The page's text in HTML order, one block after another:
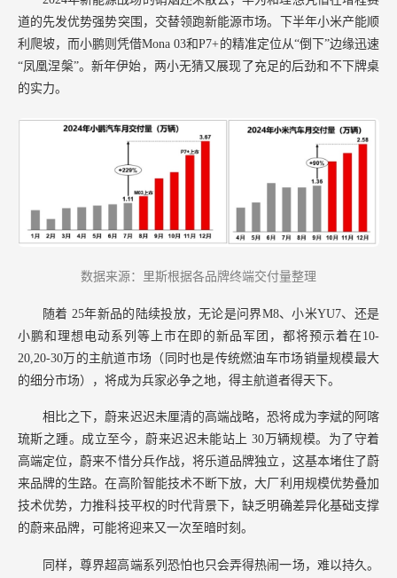
道的先发优势强势突围，交替领跑新能源市场。下半年小米产能顺
利爬坡，而小鹏则凭借Mona 03和P7+的精准定位从“倒下”边缘迅速
“凤凰涅槃”。新年伊始，两小无猜又展现了充足的后劲和不下牌桌
的实力。
数据来源：里斯根据各品牌终端交付量整理
随着 25年新品的陆续投放，无论是问界M8、小米YU7、还是
小鹏和理想电动系列等上市在即的新品军团，都将预示着在10-
20,20-30万的主航道市场（同时也是传统燃油车市场销量规模最大
的细分市场），将成为兵家必争之地，得主航道者得天下。
相比之下，蔚来迟迟未厘清的高端战略，恐将成为李斌的阿喀
琉斯之踵。成立至今，蔚来迟迟未能站上30万辆规模。为了守着
高端定位，蔚来不惜分兵作战，将乐道品牌独立，这基本堵住了蔚
来品牌的生路。在高阶智能技术不断下放，大厂利用规模优势叠加
技术优势，力推科技平权的时代背景下，缺乏明确差异化基础支撑
的蔚来品牌，可能将迎来又一次至暗时刻。
同样，尊界超高端系列恐怕也只会弄得热闹一场，难以持久。